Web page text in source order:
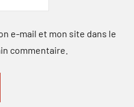
e-mail et mon site dans le
commentaire.